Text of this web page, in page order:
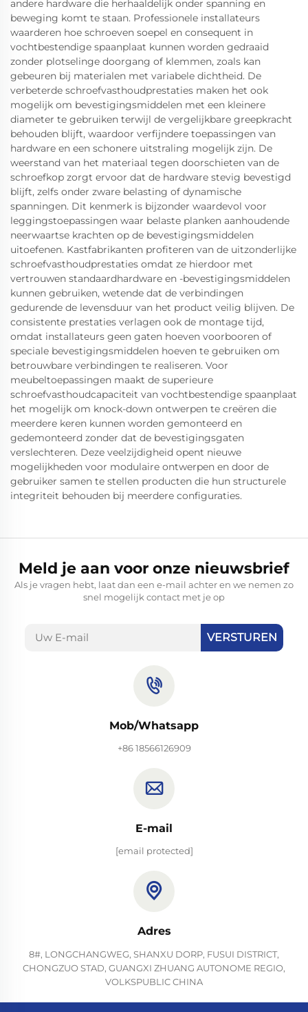
andere hardware die herhaaldelijk onder spanning en
beweging komt te staan. Professionele installateurs
waarderen hoe schroeven soepel en consequent in
vochtbestendige spaanplaat kunnen worden gedraaid
zonder plotselinge doorgang of klemmen, zoals kan
gebeuren bij materialen met variabele dichtheid. De
verbeterde schroefvasthoudprestaties maken het ook
mogelijk om bevestigingsmiddelen met een kleinere
diameter te gebruiken terwijl de vergelijkbare greepkracht
behouden blijft, waardoor verfijndere toepassingen van
hardware en een schonere uitstraling mogelijk zijn. De
weerstand van het materiaal tegen doorschieten van de
schroefkop zorgt ervoor dat de hardware stevig bevestigd
blijft, zelfs onder zware belasting of dynamische
spanningen. Dit kenmerk is bijzonder waardevol voor
leggingstoepassingen waar belaste planken aanhoudende
neerwaartse krachten op de bevestigingsmiddelen
uitoefenen. Kastfabrikanten profiteren van de uitzonderlijke
schroefvasthoudprestaties omdat ze hierdoor met
vertrouwen standaardhardware en -bevestigingsmiddelen
kunnen gebruiken, wetende dat de verbindingen
gedurende de levensduur van het product veilig blijven. De
consistente prestaties verlagen ook de montage tijd,
omdat installateurs geen gaten hoeven voorbooren of
speciale bevestigingsmiddelen hoeven te gebruiken om
betrouwbare verbindingen te realiseren. Voor
meubeltoepassingen maakt de superieure
schroefvasthoudcapaciteit van vochtbestendige spaanplaat
het mogelijk om knock-down ontwerpen te creëren die
meerdere keren kunnen worden gemonteerd en
gedemonteerd zonder dat de bevestigingsgaten
verslechteren. Deze veelzijdigheid opent nieuwe
mogelijkheden voor modulaire ontwerpen en door de
gebruiker samen te stellen producten die hun structurele
integriteit behouden bij meerdere configuraties.
Meld je aan voor onze nieuwsbrief
Als je vragen hebt, laat dan een e-mail achter en we nemen zo
snel mogelijk contact met je op
VERSTUREN
Mob/Whatsapp
+86 18566126909
E-mail
[email protected]
Adres
8#, LONGCHANGWEG, SHANXU DORP, FUSUI DISTRICT,
CHONGZUO STAD, GUANGXI ZHUANG AUTONOME REGIO,
VOLKSPUBLIC CHINA